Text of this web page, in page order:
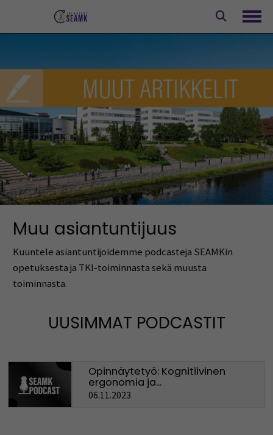
Muu asiantuntijuus
Kuuntele asiantuntijoidemme podcasteja SEAMKin
opetuksesta ja TKI-toiminnasta sekä muusta
toiminnasta.
UUSIMMAT PODCASTIT
Opinnäytetyö: Kognitiivinen
ergonomia ja...
06.11.2023